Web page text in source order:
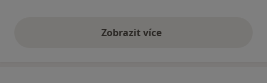
Zobrazit vícevýše uvedené názory